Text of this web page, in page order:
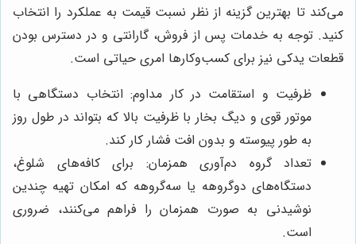
می‌کند تا بهترین گزینه از نظر نسبت قیمت به عملکرد را انتخاب
کنید. توجه به خدمات پس از فروش، گارانتی و در دسترس بودن
قطعات یدکی نیز برای کسب‌وکارها امری حیاتی است.
ظرفیت و استقامت در کار مداوم: انتخاب دستگاهی با
موتور قوی و دیگ بخار با ظرفیت بالا که بتواند در طول روز
به طور پیوسته و بدون افت فشار کار کند.
تعداد گروه دم‌آوری همزمان: برای کافه‌های شلوغ،
دستگاه‌های دوگروهه یا سه‌گروهه که امکان تهیه چندین
نوشیدنی به صورت همزمان را فراهم می‌کنند، ضروری
است.